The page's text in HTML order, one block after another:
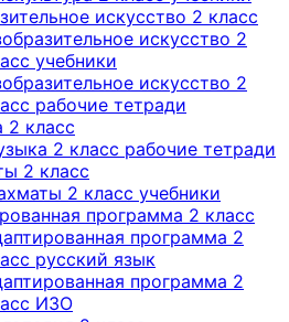
искусство 2 класс
искусство 2
учебники
искусство 2
рабочие тетради
2 класс
2 класс рабочие тетради
2 класс
2 класс учебники
программа 2 класс
программа 2
русский язык
программа 2
ИЗО